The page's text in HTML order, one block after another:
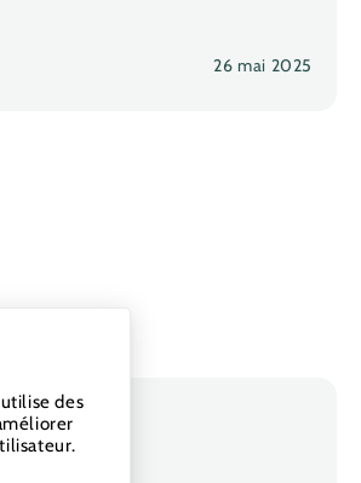
26 mai 2025
des